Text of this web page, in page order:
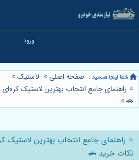
صفحه اصلی » لاستیک»
⭐️ راهنمای جامع انتخاب بهترین لاستیک
🚗
»
⭐️ راهنمای جامع انتخاب بهترین لاستیک
نکات خرید 🚗